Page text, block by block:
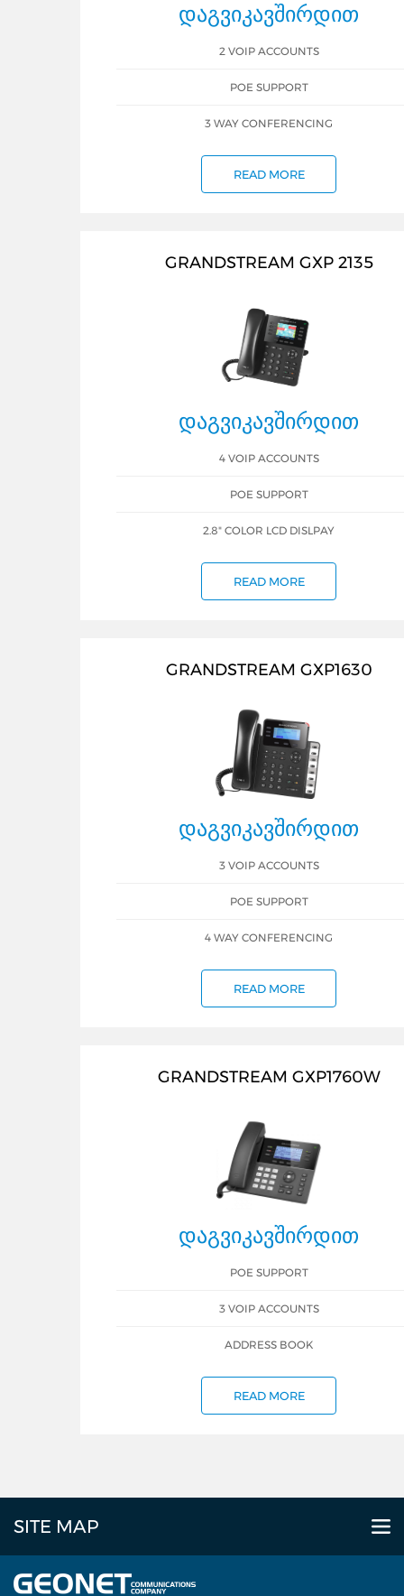
ᲓᲐᲒᲕᲘᲙᲐᲕᲨᲘᲠᲓᲘᲗ
2 VOIP ACCOUNTS
POE SUPPORT
3 WAY CONFERENCING
READ MORE
GRANDSTREAM GXP 2135
ᲓᲐᲒᲕᲘᲙᲐᲕᲨᲘᲠᲓᲘᲗ
4 VOIP ACCOUNTS
POE SUPPORT
2.8" COLOR LCD DISLPAY
READ MORE
GRANDSTREAM GXP1630
ᲓᲐᲒᲕᲘᲙᲐᲕᲨᲘᲠᲓᲘᲗ
3 VOIP ACCOUNTS
POE SUPPORT
4 WAY CONFERENCING
READ MORE
GRANDSTREAM GXP1760W
ᲓᲐᲒᲕᲘᲙᲐᲕᲨᲘᲠᲓᲘᲗ
POE SUPPORT
3 VOIP ACCOUNTS
ADDRESS BOOK
READ MORE
SITE MAP
Company